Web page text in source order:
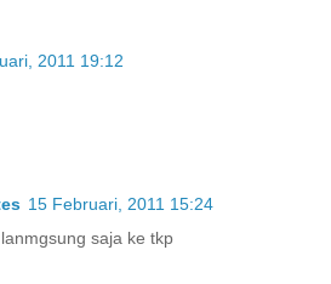
2011 19:12
15 Februari, 2011 15:24
saja ke tkp